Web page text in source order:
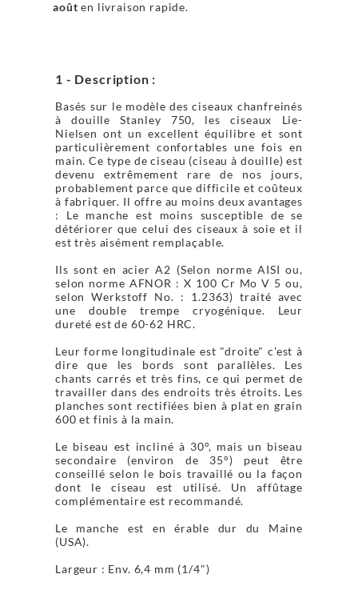
août en livraison rapide.
1 - Description :
Basés sur le modèle des ciseaux chanfreinés
à douille Stanley 750, les ciseaux Lie-
Nielsen ont un excellent équilibre et sont
particulièrement confortables une fois en
main. Ce type de ciseau (ciseau à douille) est
devenu extrêmement rare de nos jours,
probablement parce que difficile et coûteux
à fabriquer. Il offre au moins deux avantages
: Le manche est moins susceptible de se
détériorer que celui des ciseaux à soie et il
est très aisément remplaçable.
Ils sont en acier A2 (Selon norme AISI ou,
selon norme AFNOR : X 100 Cr Mo V 5 ou,
selon Werkstoff No. : 1.2363) traité avec
une double trempe cryogénique. Leur
dureté est de 60-62 HRC.
Leur forme longitudinale est "droite" c'est à
dire que les bords sont parallèles. Les
chants carrés et très fins, ce qui permet de
travailler dans des endroits très étroits. Les
planches sont rectifiées bien à plat en grain
600 et finis à la main.
Le biseau est incliné à 30°, mais un biseau
secondaire (environ de 35°) peut être
conseillé selon le bois travaillé ou la façon
dont le ciseau est utilisé. Un affûtage
complémentaire est recommandé.
Le manche est en érable dur du Maine
(USA).
Largeur : Env. 6,4 mm (1/4")